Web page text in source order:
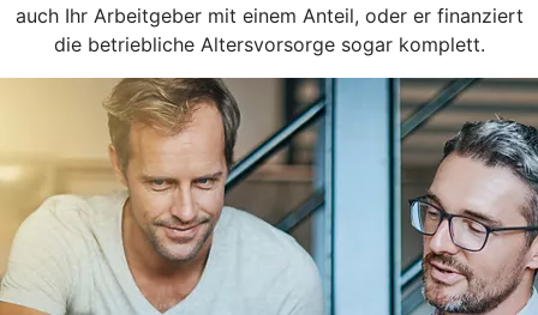
auch Ihr Arbeitgeber mit einem Anteil, oder er finanziert
die betriebliche Altersvorsorge sogar komplett.